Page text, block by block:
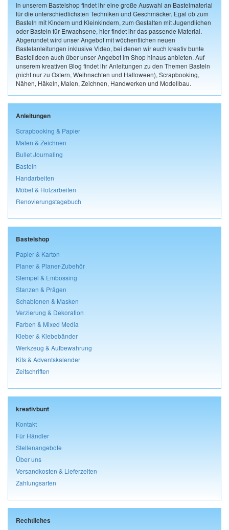
In unserem Bastelshop findet ihr eine große Auswahl an Bastelmaterial
für die unterschiedlichsten Techniken und Geschmäcker. Egal ob zum
Basteln mit Kindern und Kleinkindern, zum Gestalten mit Jugendlichen
oder Basteln für Erwachsene, hier findet ihr das passende Material.
Abgerundet wird unser Angebot mit wöchentlichen neuen
Bastelanleitungen inklusive Video, bei denen wir euch kreativ bunte
Bastelideen auch über unser Angebot im Shop hinaus anbieten. Auf
unserem kreativen Blog findet ihr Anleitungen zu den Themen Basteln
(nicht nur zu Ostern, Weihnachten und Halloween), Scrapbooking,
Nähen, Häkeln, Malen, Zeichnen, Handwerken und Modellbau.
Anleitungen
Scrapbooking & Papier
Malen & Zeichnen
Bullet Journaling
Basteln
Handarbeiten
Möbel & Holzarbeiten
Renovierungstagebuch
Bastelshop
Papier & Karton
Planer & Planer-Zubehör
Stempel & Embossing
Stanzen & Prägen
Schablonen & Masken
Verzierung & Dekoration
Farben & Mixed Media
Kleber & Klebebänder
Werkzeug & Aufbewahrung
Kits & Adventskalender
Zeitschriften
kreativbunt
Kontakt
Für Händler
Stellenangebote
Über uns
Versandkosten & Lieferzeiten
Zahlungsarten
Rechtliches